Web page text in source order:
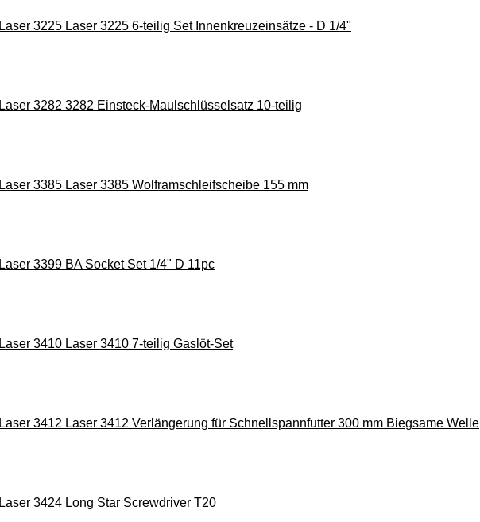
Laser 3225 Laser 3225 6-teilig Set Innenkreuzeinsätze - D 1/4"
Laser 3282 3282 Einsteck-Maulschlüsselsatz 10-teilig
Laser 3385 Laser 3385 Wolframschleifscheibe 155 mm
Laser 3399 BA Socket Set 1/4" D 11pc
Laser 3410 Laser 3410 7-teilig Gaslöt-Set
Laser 3412 Laser 3412 Verlängerung für Schnellspannfutter 300 mm Biegsame Welle
Laser 3424 Long Star Screwdriver T20